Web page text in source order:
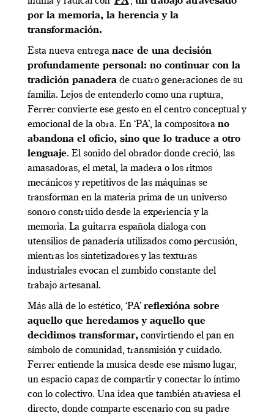
por la memoria, la herencia y la
transformación.
Esta nueva entrega nace de una decisión
profundamente personal: no continuar con la
tradición panadera de cuatro generaciones de su
familia. Lejos de entenderlo como una ruptura,
Ferrer convierte ese gesto en el centro conceptual y
emocional de la obra. En ‘PA’, la compositora no
abandona el oficio, sino que lo traduce a otro
lenguaje. El sonido del obrador donde creció, las
amasadoras, el metal, la madera o los ritmos
mecánicos y repetitivos de las máquinas se
transforman en la materia prima de un universo
sonoro construido desde la experiencia y la
memoria. La guitarra española dialoga con
utensilios de panadería utilizados como percusión,
mientras los sintetizadores y las texturas
industriales evocan el zumbido constante del
trabajo artesanal.
Más allá de lo estético, ‘PA’ reflexióna sobre
aquello que heredamos y aquello que
decidimos transformar, convirtiendo el pan en
símbolo de comunidad, transmisión y cuidado.
Ferrer entiende la musica desde ese mismo lugar,
un espacio capaz de compartir y conectar lo íntimo
con lo colectivo. Una idea que también atraviesa el
directo, donde comparte escenario con su padre